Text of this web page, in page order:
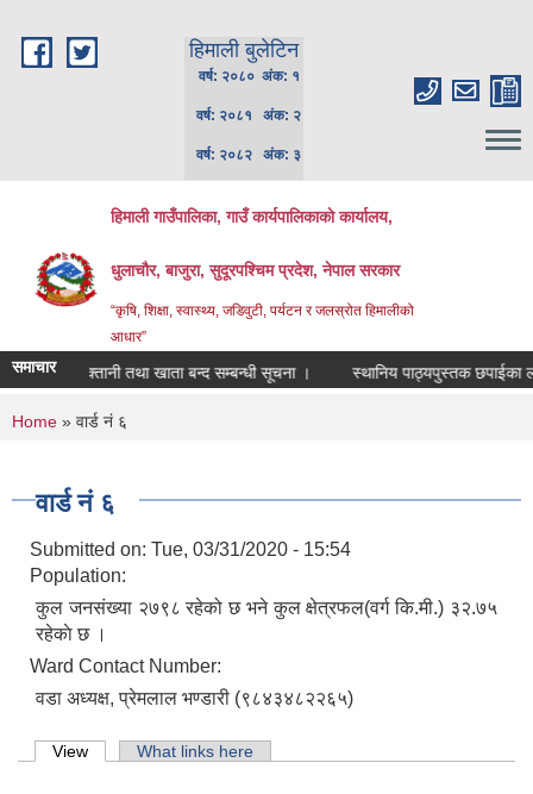
हिमाली बुलेटिन
वर्ष: २०८० अंक: १
वर्ष: २०८१ अंक: २
वर्ष: २०८२ अंक: ३
हिमाली गाउँपालिका, गाउँ कार्यपालिकाकाे कार्यालय,
धुलाचौर, बाजुरा, सुदूरपश्चिम प्रदेश, नेपाल सरकार
“कृषि, शिक्षा, स्वास्थ्य, जडिवुटी, पर्यटन र जलस्रोत हिमालीको
आधार”
समाचार
को भुक्तानी तथा खाता बन्द सम्बन्धी सूचना । स्थानिय पाठ्यपुस्तक छपाईका
You are here
Home » वार्ड नं ६
वार्ड नं ६
Submitted on: Tue, 03/31/2020 - 15:54
Population:
कुल जनसंख्या २७९८ रहेको छ भने कुल क्षेत्रफल(वर्ग कि.मी.) ३२.७५
रहेकाे छ ।
Ward Contact Number:
वडा अध्यक्ष, प्रेमलाल भण्डारी (९८४३४८२२६५)
Primary tabs
View (active tab)What links here